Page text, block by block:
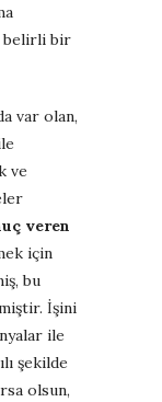
belirli bir
var olan,
ve
veren
için
bu
İşini
ile
şekilde
olsun,